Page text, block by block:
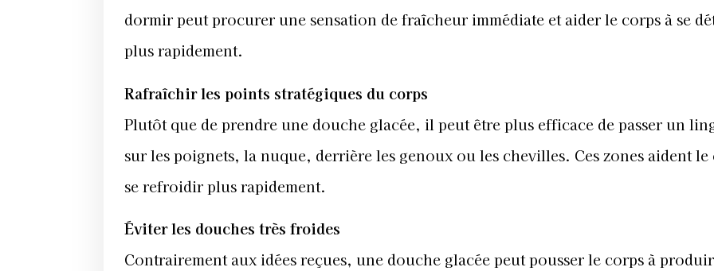
dormir peut procurer une sensation de fraîcheur immédiate et aider le corps à se
plus rapidement.
Rafraîchir les points stratégiques du corps
Plutôt que de prendre une douche glacée, il peut être plus efficace de passer un
sur les poignets, la nuque, derrière les genoux ou les chevilles. Ces zones aident le
se refroidir plus rapidement.
Éviter les douches très froides
Contrairement aux idées reçues, une douche glacée peut pousser le corps à